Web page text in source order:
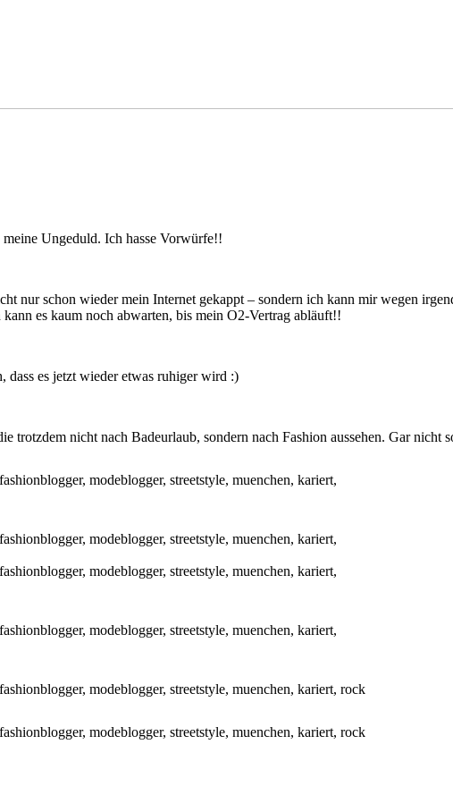
meine Ungeduld. Ich hasse Vorwürfe!!
nur schon wieder mein Internet gekappt – sondern ich kann mir wegen
es kaum noch abwarten, bis mein O2-Vertrag abläuft!!
dass es jetzt wieder etwas ruhiger wird :)
trotzdem nicht nach Badeurlaub, sondern nach Fashion aussehen. Gar